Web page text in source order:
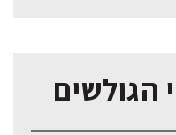
הגולשים